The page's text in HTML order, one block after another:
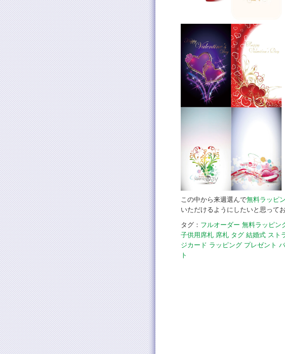
この中から来週選んで無料ラッピ
いただけるようにしたいと思ってお
タグ： フルオーダー 無料ラッピン
子供用席札 席札 タグ 結婚式 スト
ジカード ラッピング プレゼント
ト